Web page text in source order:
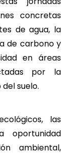
concretas
de agua, la
de carbono y
en áreas
por la
suelo.
las
oportunidad
ambiental,